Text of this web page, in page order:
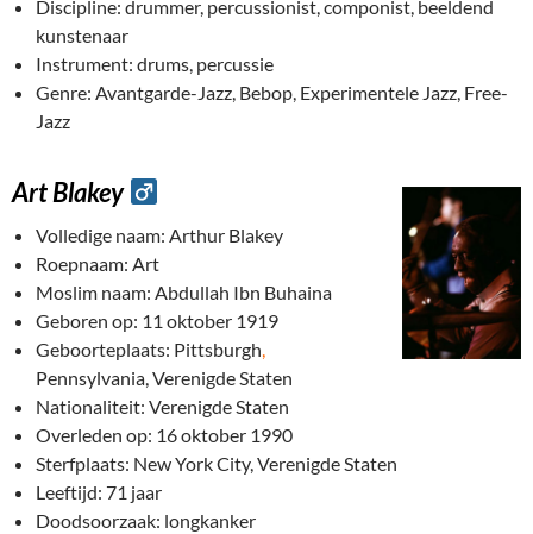
Discipline: drummer, percussionist, componist, beeldend
kunstenaar
Instrument: drums, percussie
Genre: Avantgarde-Jazz, Bebop, Experimentele Jazz, Free-
Jazz
Art Blakey
Volledige naam: Arthur Blakey
Roepnaam: Art
Moslim naam: Abdullah Ibn Buhaina
Geboren op: 11 oktober 1919
Geboorteplaats: Pittsburgh,
Pennsylvania, Verenigde Staten
Nationaliteit: Verenigde Staten
Overleden op: 16 oktober 1990
Sterfplaats: New York City, Verenigde Staten
Leeftijd: 71 jaar
Doodsoorzaak: longkanker